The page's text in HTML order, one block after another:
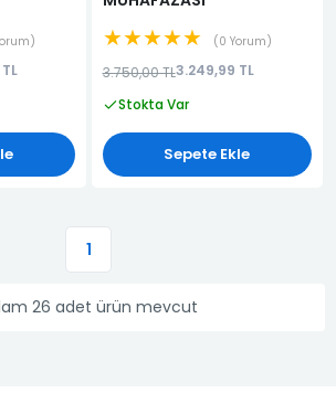
★★★★★ 0 Yorum
3.750,00 TL3.249,99 TL
Stokta Var
Sepete Ekle
1
26 adet ürün mevcut